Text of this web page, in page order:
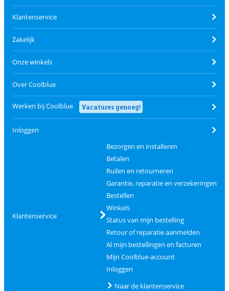
Klantenservice
Zakelijk
Onze winkels
Over Coolblue
Werken bij Coolblue Vacatures genoeg!
Inloggen
Klantenservice
Bezorgen en installeren
Betalen
Ruilen en retourneren
Garantie, reparatie en verzekeringen
Bestellen
Winkels
Status van mijn bestelling
Retour of reparatie aanmelden
Al mijn bestellingen en facturen
Mijn Coolblue-account
Inloggen
Naar de klantenservice